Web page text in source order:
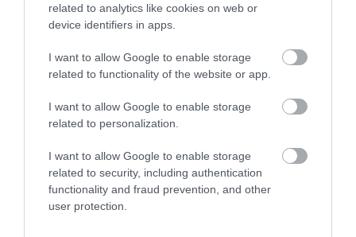
related to analytics like cookies on web or
device identifiers in apps.
I want to allow Google to enable storage
related to functionality of the website or app.
I want to allow Google to enable storage
related to personalization.
I want to allow Google to enable storage
related to security, including authentication
functionality and fraud prevention, and other
user protection.
VISSZATÉR EGER BELVÁROSÁNAK
LEGNAGYOBB BORÜNNEPE: AUGUSZT...
Programok
„A NER-FELESÉGEK GYEREKKEL
BIZTOSÍTOTTÁK BE A PÉNZCSAPHOZ...
2026. augusztus 05|Mindenki ügye